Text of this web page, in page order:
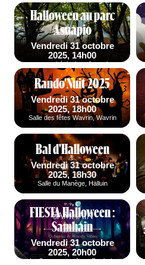
Infos
Partenaires
Culture
durable
Enseignants /
Groupes
Commerçants
Fiesta
Espace Pro
Équipes
Actus
Halloween au parc
Asnapio
Vendredi 31 octobre
2025, 14h00
parc archéologique Asnapio,
Villeneuve-d'Ascq
Rando'Nuit 2025
Vendredi 31 octobre
2025, 18h00
Salle des fêtes Wavrin, Wavrin
Bal d'Halloween
Vendredi 31 octobre
2025, 18h30
Salle du Manège, Halluin
FIESTA Halloween :
Samhain
Vendredi 31 octobre
2025, 20h00
La Cave aux poètes, Roubaix